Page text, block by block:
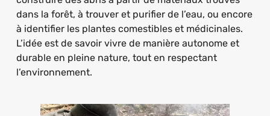
dans la forêt, à trouver et purifier de l’eau, ou encore
à identifier les plantes comestibles et médicinales.
L’idée est de savoir vivre de manière autonome et
durable en pleine nature, tout en respectant
l’environnement.